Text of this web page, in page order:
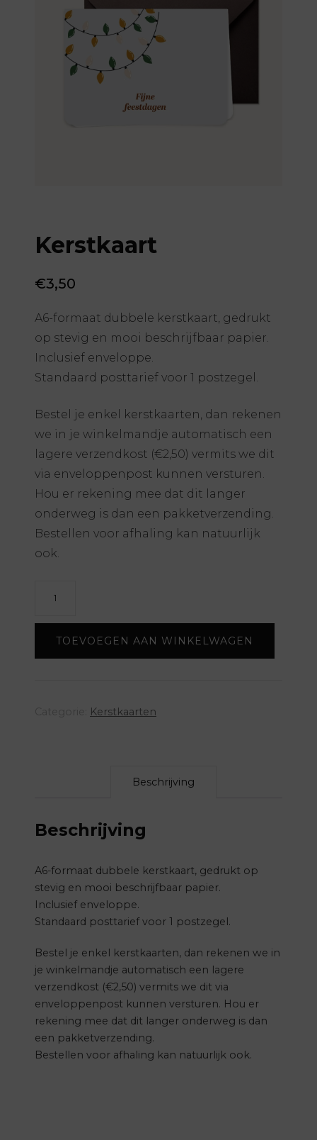
Kerstkaart
€3,50
A6-formaat dubbele kerstkaart, gedrukt
op stevig en mooi beschrijfbaar papier.
Inclusief enveloppe.
Standaard posttarief voor 1 postzegel.
Bestel je enkel kerstkaarten, dan rekenen
we in je winkelmandje automatisch een
lagere verzendkost (€2,50) vermits we dit
via enveloppenpost kunnen versturen.
Hou er rekening mee dat dit langer
onderweg is dan een pakketverzending.
Bestellen voor afhaling kan natuurlijk
ook.
TOEVOEGEN AAN WINKELWAGEN
Kerstkaarten
Beschrijving
Beschrijving
A6-formaat dubbele kerstkaart, gedrukt op
stevig en mooi beschrijfbaar papier.
Inclusief enveloppe.
Standaard posttarief voor 1 postzegel.
Bestel je enkel kerstkaarten, dan rekenen we in
je winkelmandje automatisch een lagere
verzendkost (€2,50) vermits we dit via
enveloppenpost kunnen versturen. Hou er
rekening mee dat dit langer onderweg is dan
een pakketverzending.
Bestellen voor afhaling kan natuurlijk ook.